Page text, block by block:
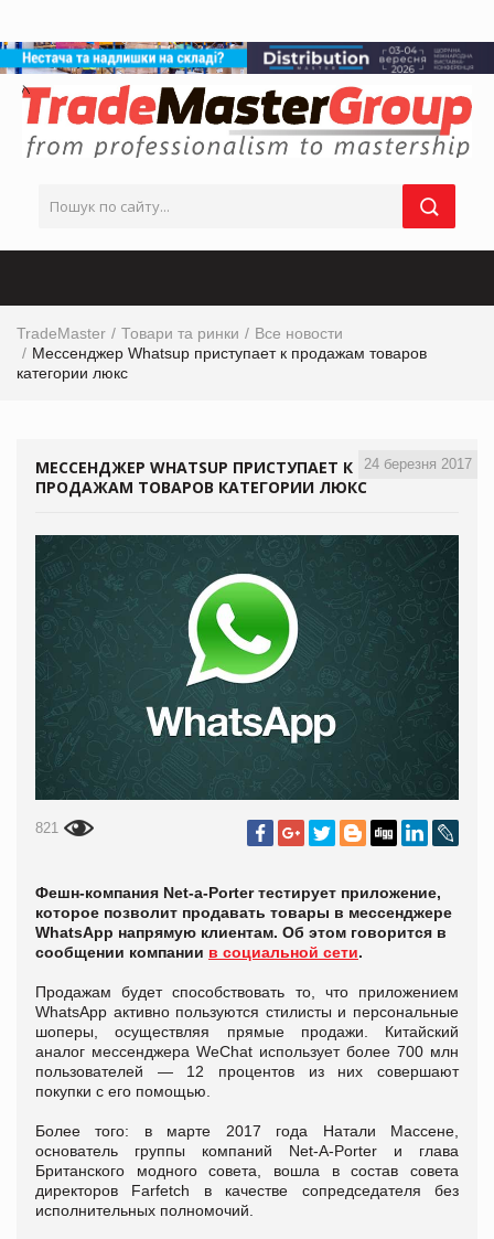
TradeMaster Товари та ринки
Все новости
Мессенджер Whatsup приступает к продажам товаров
категории люкс
24 березня 2017
МЕССЕНДЖЕР WHATSUP ПРИСТУПАЕТ К
ПРОДАЖАМ ТОВАРОВ КАТЕГОРИИ ЛЮКС
821
Фешн-компания Net-a-Porter тестирует приложение,
которое позволит продавать товары в мессенджере
WhatsApp напрямую клиентам. Об этом говорится в
сообщении компании в социальной сети.
Продажам будет способствовать то, что приложением
WhatsApp активно пользуются стилисты и персональные
шоперы, осуществляя прямые продажи. Китайский
аналог мессенджера WeChat использует более 700 млн
пользователей — 12 процентов из них совершают
покупки с его помощью.
Более того: в марте 2017 года Натали Массене,
основатель группы компаний Net-A-Porter и глава
Британского модного совета, вошла в состав совета
директоров Farfetch в качестве сопредседателя без
исполнительных полномочий.